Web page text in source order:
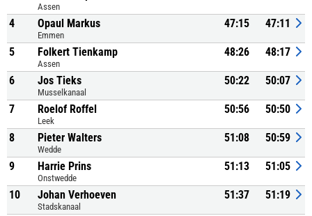
Assen
4 Opaul Markus
Emmen
47:15 47:11
5 Folkert Tienkamp
Assen
48:26 48:17
6 Jos Tieks
Musselkanaal
50:22 50:07
7 Roelof Roffel
Leek
50:56 50:50
8 Pieter Walters
Wedde
51:08 50:59
9 Harrie Prins
Onstwedde
51:13 51:05
10 Johan Verhoeven
Stadskanaal
51:37 51:19